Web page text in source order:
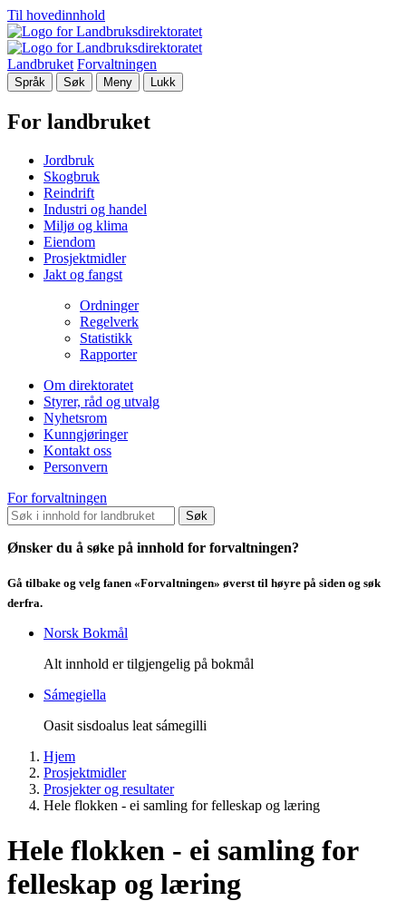
Til hovedinnhold
Landbruket Forvaltningen
Språk Søk Meny Lukk
For landbruket
Jordbruk
Skogbruk
Reindrift
Industri og handel
Miljø og klima
Eiendom
Prosjektmidler
Jakt og fangst
Ordninger
Regelverk
Statistikk
Rapporter
Om direktoratet
Styrer, råd og utvalg
Nyhetsrom
Kunngjøringer
Kontakt oss
Personvern
For forvaltningen
Søk
Ønsker du å søke på innhold for forvaltningen?
Gå tilbake og velg fanen «Forvaltningen» øverst til høyre på siden og søk
derfra.
Norsk Bokmål
Alt innhold er tilgjengelig på bokmål
Sámegiella
Oasit sisdoalus leat sámegilli
Hjem
Prosjektmidler
Prosjekter og resultater
Hele flokken - ei samling for felleskap og læring
Hele flokken - ei samling for
felleskap og læring